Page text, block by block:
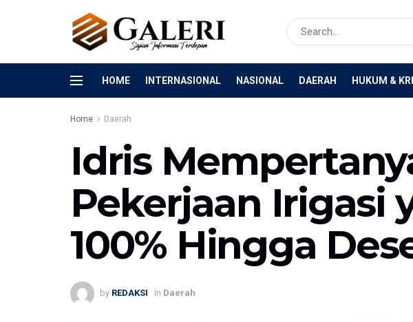
HOME INTERNASIONAL NASIONAL DAERAH HUKUM &
Home Daerah
Idris
Pekerjaan Irigasi
100% Hingga
by REDAKSI in Daerah